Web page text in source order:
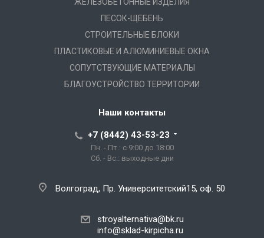
ПЕСОК-ЩЕБЕНЬ
СТРОИТЕЛЬНЫЕ БЛОКИ
ПЛАСТИКОВЫЕ И АЛЮМИНИЕВЫЕ ОКНА
СОПУТСТВУЮЩИЕ МАТЕРИАЛЫ
БЛАГОУСТРОЙСТВО ТЕРРИТОРИИ
Наши контакты
+7 (8442) 43-53-23
Пн. - Пт.: с 9:00 до 18:00
Сб. - Вс.: выходные дни
Волгоград, Пр. Университетский15, оф. 50
stroyalternativa@bk.ru
info@sklad-kirpicha.ru